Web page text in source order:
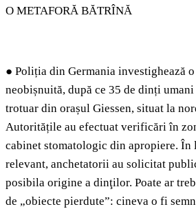
O METAFORĂ BĂTRÎNĂ
● Poliția din Germania investighează
neobișnuită, după ce 35 de dinți
trotuar din orașul Giessen, situat la
Autoritățile au efectuat verificări în
cabinet stomatologic din apropiere.
relevant, anchetatorii au solicitat
posibila origine a dinţilor. Poate ar
de „obiecte pierdute”: cineva o fi